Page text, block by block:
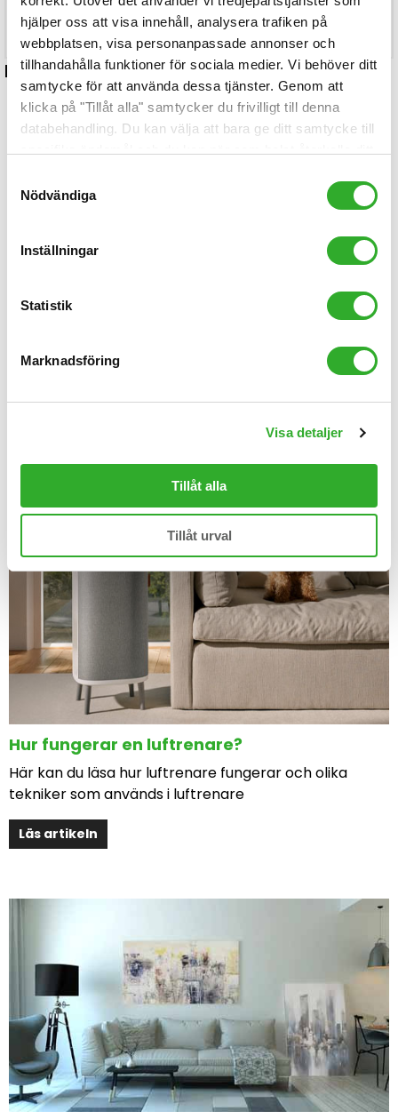
hjälper oss att visa innehåll, analysera trafiken på
webbplatsen, visa personanpassade annonser och
tillhandahålla funktioner för sociala medier. Vi behöver ditt
samtycke för att använda dessa tjänster. Genom att
klicka på "Tillåt alla" samtycker du frivilligt till denna
databehandling. Du kan välja att bara ge ditt samtycke till
Nödvändiga
Inställningar
Statistik
Marknadsföring
Visa detaljer
Tillåt alla
Tillåt urval
Köp
Relaterade artiklar
luftrenare
här.
Hur fungerar en luftrenare?
Här kan du läsa hur luftrenare fungerar och olika
tekniker som används i luftrenare
Läs artikeln